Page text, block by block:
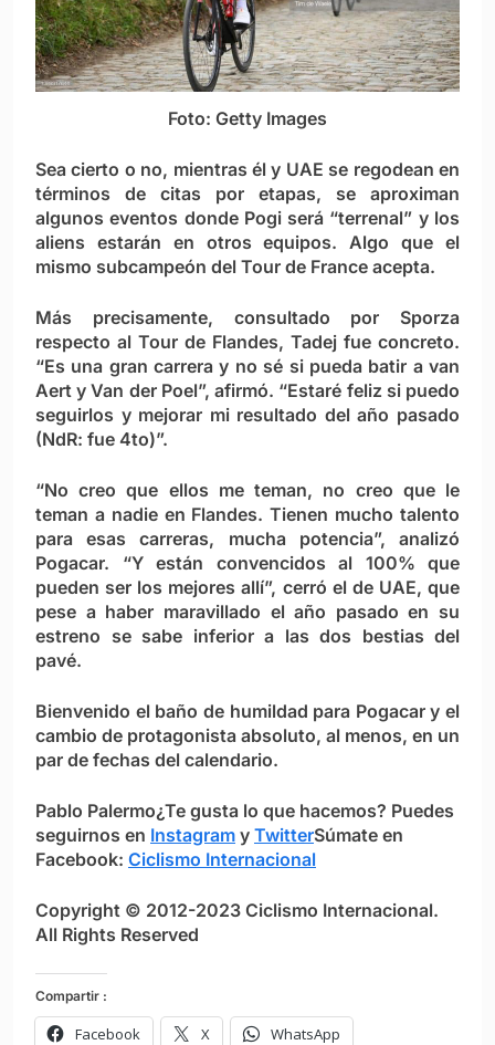
Foto: Getty Images
Sea cierto o no, mientras él y UAE se regodean en
términos de citas por etapas, se aproximan
algunos eventos donde Pogi será “terrenal” y los
aliens estarán en otros equipos. Algo que el
mismo subcampeón del Tour de France acepta.
Más precisamente, consultado por Sporza
respecto al Tour de Flandes, Tadej fue concreto.
“Es una gran carrera y no sé si pueda batir a van
Aert y Van der Poel”, afirmó. “Estaré feliz si puedo
seguirlos y mejorar mi resultado del año pasado
(NdR: fue 4to)”.
“No creo que ellos me teman, no creo que le
teman a nadie en Flandes. Tienen mucho talento
para esas carreras, mucha potencia”, analizó
Pogacar. “Y están convencidos al 100% que
pueden ser los mejores allí”, cerró el de UAE, que
pese a haber maravillado el año pasado en su
estreno se sabe inferior a las dos bestias del
pavé.
Bienvenido el baño de humildad para Pogacar y el
cambio de protagonista absoluto, al menos, en un
par de fechas del calendario.
Pablo Palermo¿Te gusta lo que hacemos? Puedes
seguirnos en Instagram y TwitterSúmate en
Facebook: Ciclismo Internacional
Copyright © 2012-2023 Ciclismo Internacional.
All Rights Reserved
Compartir :
Facebook X WhatsApp